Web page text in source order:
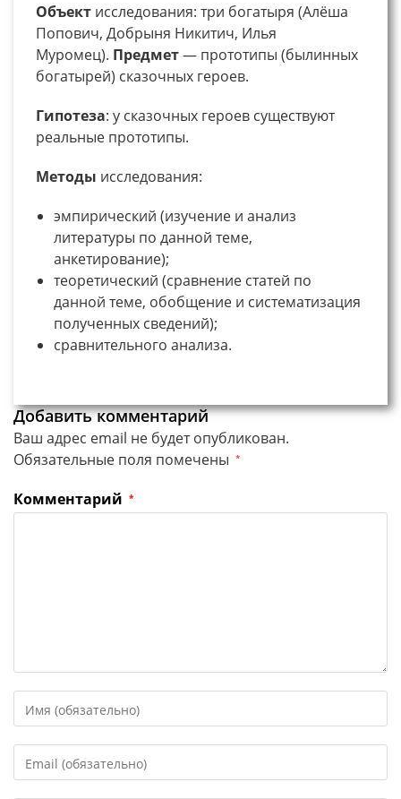
Объект исследования: три богатыря (Алёша
Попович, Добрыня Никитич, Илья
Муромец). Предмет— прототипы (былинных
богатырей) сказочных героев.
Гипотеза: у сказочных героев существуют
реальные прототипы.
Методы исследования:
эмпирический (изучение и анализ
литературы по данной теме,
анкетирование);
теоретический (сравнение статей по
данной теме, обобщение и систематизация
полученных сведений);
сравнительного анализа.
Добавить комментарий
Ваш адрес email не будет опубликован.
Обязательные поля помечены *
Комментарий *
свое
или
имя
свой